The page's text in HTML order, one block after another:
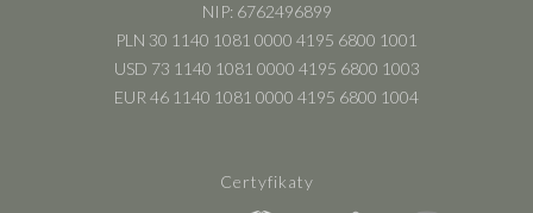
NIP: 6762496899
PLN 30 1140 1081 0000 4195 6800 1001
USD 73 1140 1081 0000 4195 6800 1003
EUR 46 1140 1081 0000 4195 6800 1004
Certyfikaty